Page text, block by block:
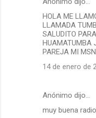
HOLA ME
LLAMADA
SALUDITO
HUAMATUMBA
PAREJA MI
14 de enero de
Anónimo dijo…
muy buena radio